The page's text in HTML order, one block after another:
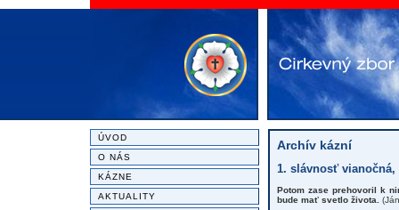
ÚVOD
O NÁS
KÁZNE
AKTUALITY
Archív kázní
1. slávnosť vianočná,
Potom zase prehovoril k
bude mať svetlo života.